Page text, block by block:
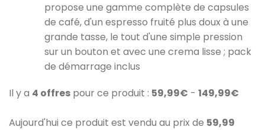
propose une gamme complète de capsules
de café, d'un espresso fruité plus doux à une
grande tasse, le tout d'une simple pression
sur un bouton et avec une crema lisse ; pack
de démarrage inclus
Il y a 4 offres pour ce produit : 59,99€ - 149,99€
Aujourd'hui ce produit est vendu au prix de 59,99